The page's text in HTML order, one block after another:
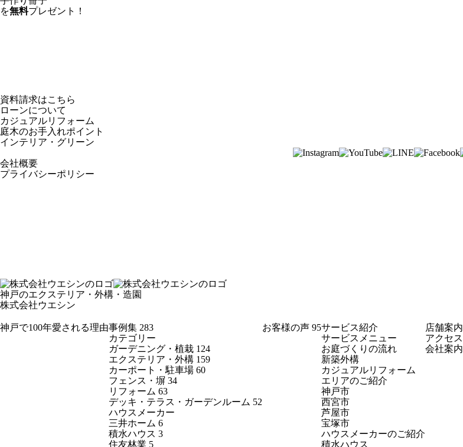
を無料プレゼント！
資料請求はこちら
ローンについて
カジュアルリフォーム
庭⽊のお⼿⼊れポイント
インテリア・グリーン
会社概要
プライバシーポリシー
神戸のエクステリア・外構・造園
株式会社ウエシン
神戸で100年愛される理由事例集 283
カテゴリー
ガーデニング・植栽 124
エクステリア・外構 159
カーポート・駐車場 60
フェンス・塀 34
リフォーム 63
デッキ・テラス・ガーデンルーム 52
ハウスメーカー
三井ホーム 6
積水ハウス 3
住友林業 5
お客様の声 95サービス紹介
サービスメニュー
お庭づくりの流れ
新築外構
カジュアルリフォーム
エリアのご紹介
神戸市
西宮市
芦屋市
宝塚市
ハウスメーカーのご紹介
積水ハウス
店舗案内
アクセス
会社案内